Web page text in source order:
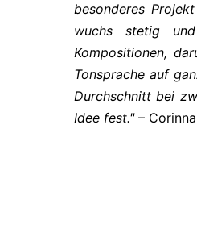
besonderes
wuchs stetig
Kompositionen,
Tonsprache auf
Durchschnitt bei
Idee fest."– Corinna